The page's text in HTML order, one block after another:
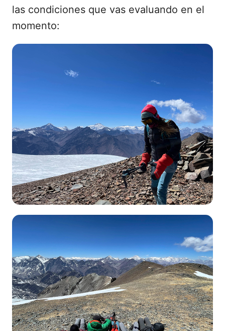
las condiciones que vas evaluando en el
momento: